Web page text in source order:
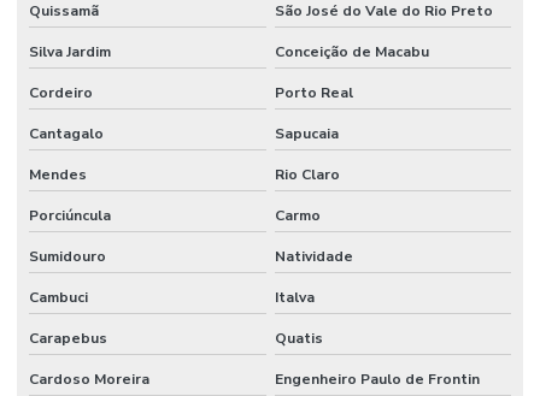
Quissamã São José do Vale do Rio Preto
Silva Jardim Conceição de Macabu
Cordeiro Porto Real
Cantagalo Sapucaia
Mendes Rio Claro
Porciúncula Carmo
Sumidouro Natividade
Cambuci Italva
Carapebus Quatis
Cardoso Moreira Engenheiro Paulo de Frontin